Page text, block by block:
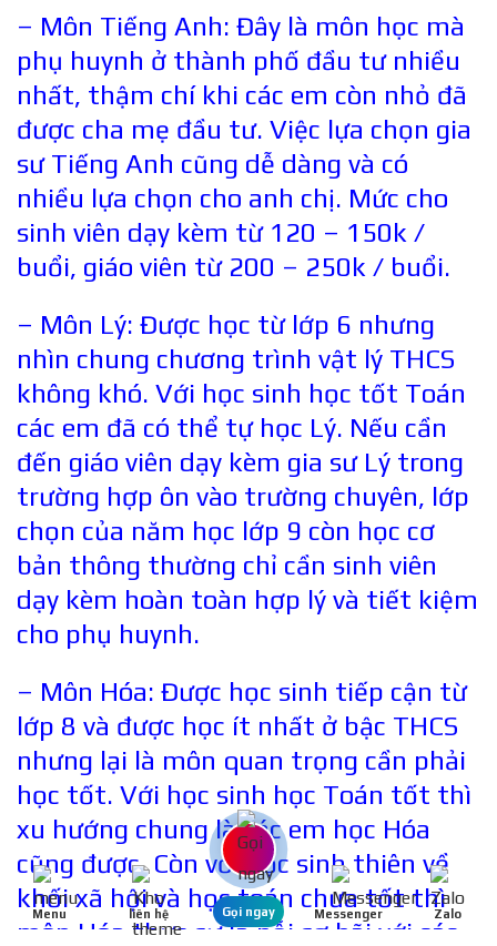
– Môn Tiếng Anh: Đây là môn học mà
phụ huynh ở thành phố đầu tư nhiều
nhất, thậm chí khi các em còn nhỏ đã
được cha mẹ đầu tư. Việc lựa chọn gia
sư Tiếng Anh cũng dễ dàng và có
nhiều lựa chọn cho anh chị. Mức cho
sinh viên dạy kèm từ 120 – 150k /
buổi, giáo viên từ 200 – 250k / buổi.
– Môn Lý: Được học từ lớp 6 nhưng
nhìn chung chương trình vật lý THCS
không khó. Với học sinh học tốt Toán
các em đã có thể tự học Lý. Nếu cần
đến giáo viên dạy kèm gia sư Lý trong
trường hợp ôn vào trường chuyên, lớp
chọn của năm học lớp 9 còn học cơ
bản thông thường chỉ cần sinh viên
dạy kèm hoàn toàn hợp lý và tiết kiệm
cho phụ huynh.
– Môn Hóa: Được học sinh tiếp cận từ
lớp 8 và được học ít nhất ở bậc THCS
nhưng lại là môn quan trọng cần phải
học tốt. Với học sinh học Toán tốt thì
xu hướng chung là các em học Hóa
cũng được. Còn với học sinh thiên về
khối xã hội và học toán chưa tốt thì
môn Hóa thực sự là nỗi sợ hãi với các
Menu liên hệ Gọi ngay Messenger Zalo